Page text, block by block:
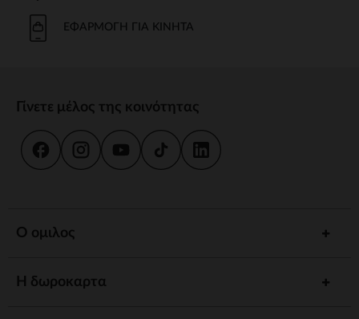
ΕΦΑΡΜΟΓΉ ΓΙΑ ΚΙΝΗΤΆ
Γίνετε μέλος της κοινότητας
Ο ομιλος
Η δωροκαρτα